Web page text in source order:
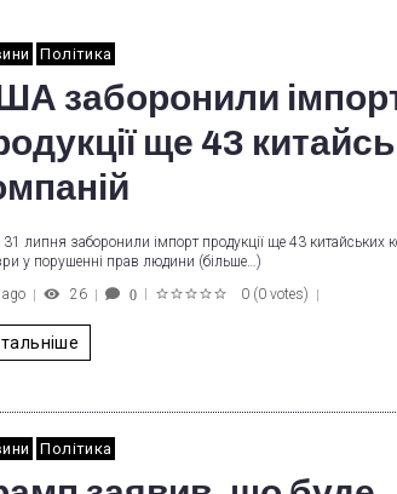
Політика
заборонили
ще 43
липня заборонили імпорт продукції ще 43 китайських
у порушенні прав людини (більше…)
ago
26 0 0 (0 votes)
Політика